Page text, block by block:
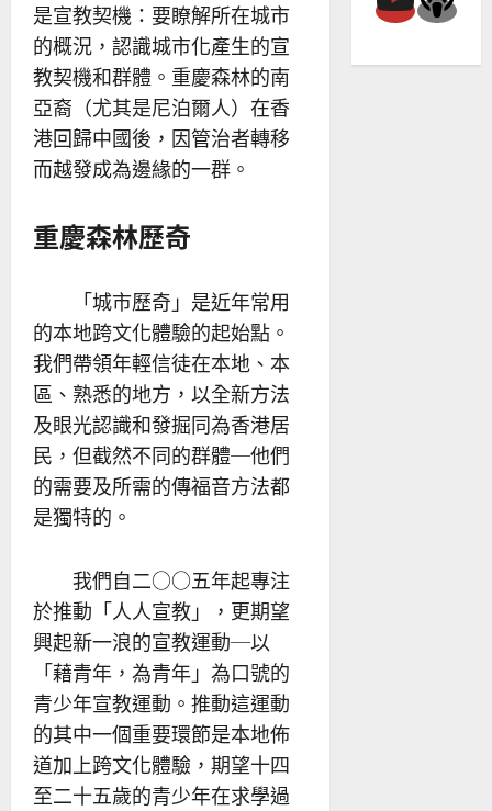
是宣教契機：要瞭解所在城市
的概況，認識城市化產生的宣
教契機和群體。重慶森林的南
亞裔（尤其是尼泊爾人）在香
港回歸中國後，因管治者轉移
而越發成為邊緣的一群。
重慶森林歷奇
「城市歷奇」是近年常用
的本地跨文化體驗的起始點。
我們帶領年輕信徒在本地、本
區、熟悉的地方，以全新方法
及眼光認識和發掘同為香港居
民，但截然不同的群體─他們
的需要及所需的傳福音方法都
是獨特的。
我們自二○○五年起專注
於推動「人人宣教」，更期望
興起新一浪的宣教運動─以
「藉青年，為青年」為口號的
青少年宣教運動。推動這運動
的其中一個重要環節是本地佈
道加上跨文化體驗，期望十四
至二十五歲的青少年在求學過